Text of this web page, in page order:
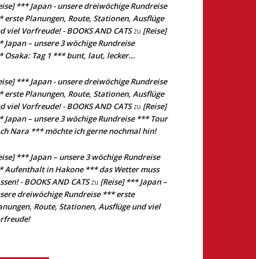
*** Japan - unsere dreiwöchige Rundreise
erste Planungen, Route, Stationen, Ausflüge
viel Vorfreude! - BOOKS AND CATSzu [Reise]
Japan – unsere 3 wöchige Rundreise
Osaka: Tag 1 *** bunt, laut, lecker…
*** Japan - unsere dreiwöchige Rundreise
erste Planungen, Route, Stationen, Ausflüge
viel Vorfreude! - BOOKS AND CATSzu [Reise]
Japan – unsere 3 wöchige Rundreise *** Tour
Nara *** möchte ich gerne nochmal hin!
*** Japan – unsere 3 wöchige Rundreise
Aufenthalt in Hakone *** das Wetter muss
- BOOKS AND CATSzu [Reise] *** Japan –
dreiwöchige Rundreise *** erste
Route, Stationen, Ausflüge und viel